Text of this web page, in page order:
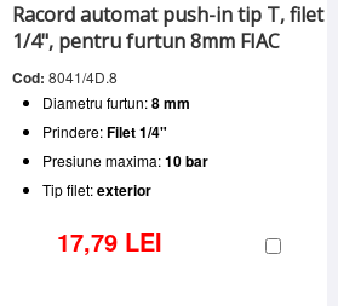
Racord automat push-in tip T, filet
1/4", pentru furtun 8mm FIAC
Cod: 8041/4D.8
Diametru furtun:8 mm
Prindere:Filet 1/4"
Presiune maxima:10 bar
Tip filet:exterior
17,79 LEI